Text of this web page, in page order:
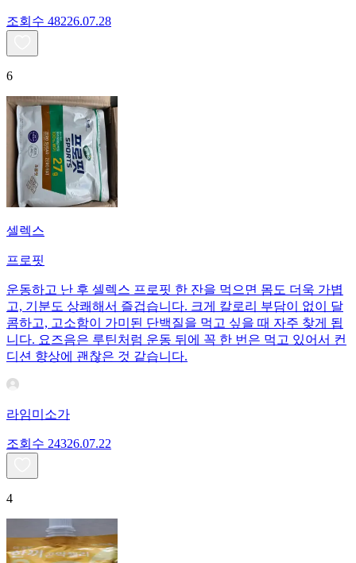
조회수 48226.07.28
6
셀렉스
프로핏
운동하고 난 후 셀렉스 프로핏 한 잔을 먹으면 몸도 더욱 가볍
고, 기분도 상쾌해서 즐겁습니다. 크게 칼로리 부담이 없이 달
콤하고, 고소함이 가미된 단백질을 먹고 싶을 때 자주 찾게 됩
니다. 요즈음은 루틴처럼 운동 뒤에 꼭 한 번은 먹고 있어서 컨
디션 향상에 괜찮은 것 같습니다.
라임미소가
조회수 24326.07.22
4